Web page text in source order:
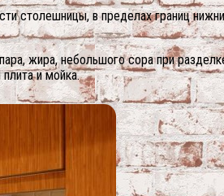
столешницы, в пределах границ
жира, небольшого сора при
и мойка.